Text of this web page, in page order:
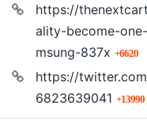
본문
https://
ality-become-
msung-837x
6620
https://
6823639041
13990